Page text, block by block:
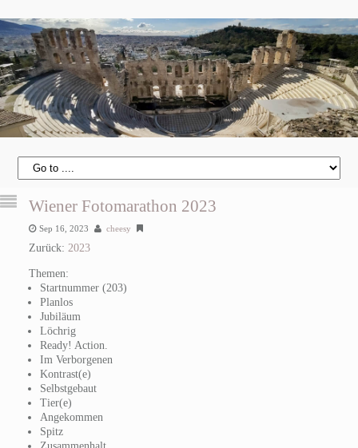
Wiener Fotomarathon 2023
Sep 16, 2023 cheesy
Zurück: 2023
Themen:
Startnummer (203)
Planlos
Jubiläum
Löchrig
Ready! Action.
Im Verborgenen
Kontrast(e)
Selbstgebaut
Tier(e)
Angekommen
Spitz